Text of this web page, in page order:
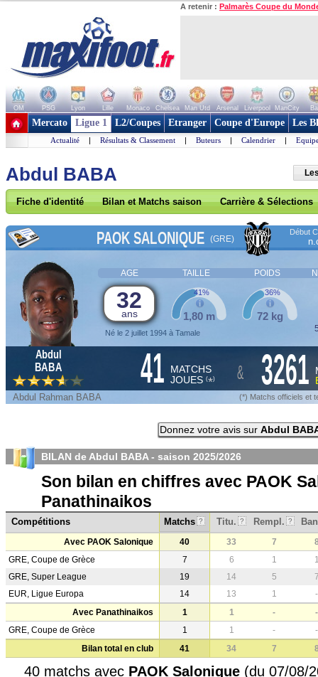
A retenir : Palmarès Coupe du
OM PSG Lyon Lille Monaco Chelsea Man Utd Arsenal Liverpool ManCity
+ de clubs
Mercato Ligue 1 L2/Coupes Etranger Coupe d'Europe Les
Actualité | Résultats & Classement | Buteurs | Calendrier |
Abdul BABA
Fiche d'identité Bilan et Matchs saison Carrière & Sélections
PAOK SALONIQUE (GRE)
Début
AGE TAILLE POIDS
32
ans
Né le 2 juillet 1994 à Tamale
1,80 m
41%
72 kg
36%
Abdul
BABA
41 MATCHS
JOUES (*) & 3261
Abdul Rahman BABA (*) Matchs officiels et
Donnez votre avis sur Abdul
BILAN de Abdul BABA - saison 2025/2026
Son bilan en chiffres avec PAOK
Panathinaikos
Compétitions Matchs ? Titu. ? Rempl. ?
Avec PAOK Salonique 40 33 7
GRE, Coupe de Grèce
7 6 1
GRE, Super League
19 14 5
EUR, Ligue Europa
14 13 1
-
Avec Panathinaikos
1 1 -
-
GRE, Coupe de Grèce
1 1 -
-
Bilan total en club
41 34 7
40 matchs avec PAOK Salonique(du 07/08/